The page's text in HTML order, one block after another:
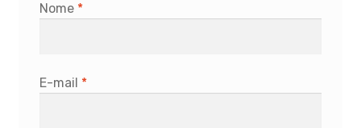
Nome *
E-mail *